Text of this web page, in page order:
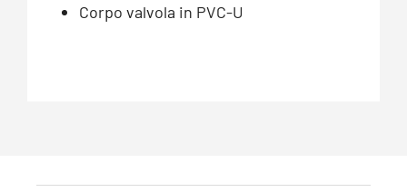
Corpo valvola in PVC-U